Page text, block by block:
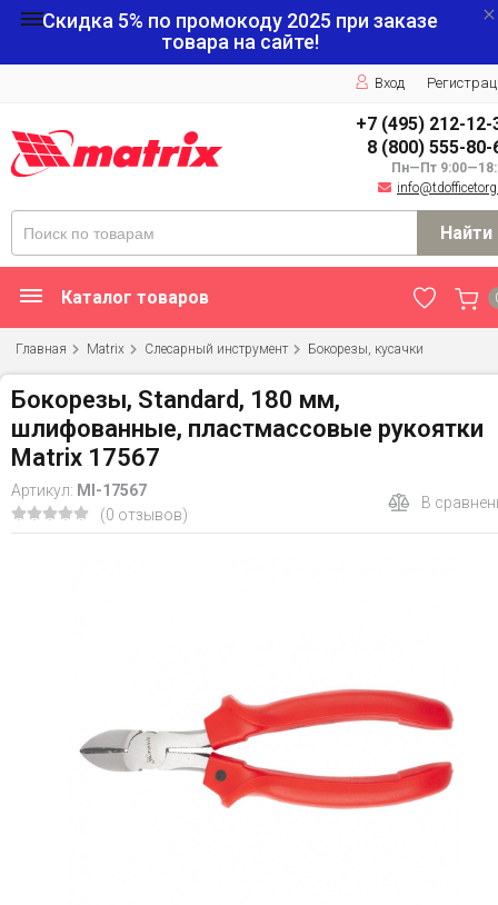
Скидка 5% по промокоду 2025 при заказе
товара на сайте!
Вход
+7 (495) 212-12-
8 (800) 555-80-
Пн—Пт
Найти
Каталог товаров
Главная Matrix Слесарный инструмент Бокорезы, кусачки
Бокорезы, Standard, 180 мм,
шлифованные, пластмассовые рукоятки
Matrix 17567
Артикул: MI-17567
(0 отзывов)
В